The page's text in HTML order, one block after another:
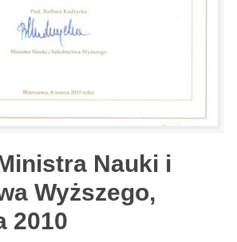
Nauki i
Wyższego,
2010